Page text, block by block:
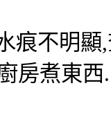
痕不明
房煮東